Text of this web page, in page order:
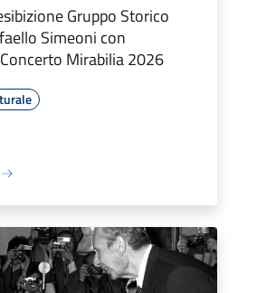
Gruppo Storico
Simeoni con
Mirabilia 2026